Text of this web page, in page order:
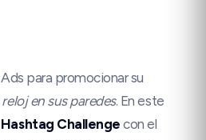
para promocionar su
en sus paredes. En este
Hashtag Challenge con el